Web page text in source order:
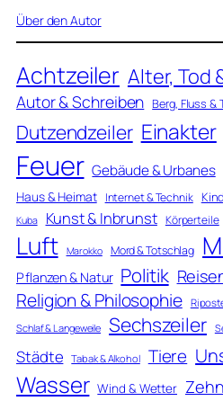
Über den Autor
Achtzeiler Alter, Tod
Autor & Schreiben Berg, Fluss &
Dutzendzeiler Einakter
Feuer Gebäude & Urbanes
Haus & Heimat Internet & Technik
Kuba Kunst & Inbrunst Körperteile
Luft Marokko Mord & Totschlag
Pflanzen & Natur Politik
Religion & Philosophie
Schlaf & Langeweile Sechszeiler
Städte Tabak & Alkohol Tiere
Wasser Wind & Wetter